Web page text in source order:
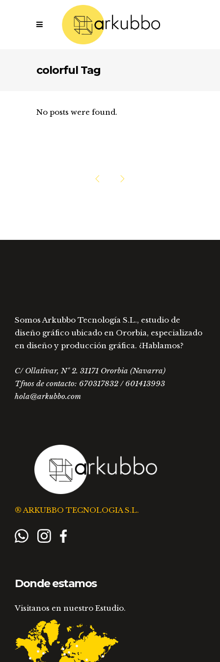
colorful Tag
No posts were found.
Somos Arkubbo Tecnología S.L., estudio de
diseño gráfico ubicado en Ororbia, especializado
en diseño y producción gráfica. ¿Hablamos?
C/ Ollativar, Nº 2. 31171 Ororbia (Navarra)
Tfnos de contacto: 670317832 / 601413993
hola@arkubbo.com
® ARKUBBO TECNOLOGIA S.L.
Donde estamos
Visitanos en nuestro Estudio.